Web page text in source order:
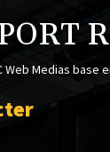
Web Medias base